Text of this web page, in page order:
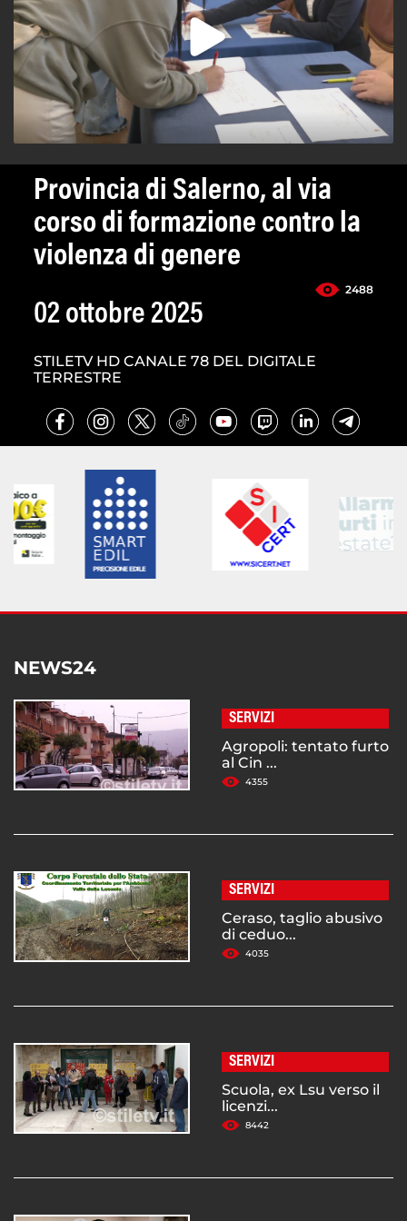
Provincia di Salerno, al via
corso di formazione contro la
violenza di genere
2488
02 ottobre 2025
STILETV HD CANALE 78 DEL DIGITALE
TERRESTRE
NEWS24
SERVIZI
Agropoli: tentato furto
al Cin ...
4355
SERVIZI
Ceraso, taglio abusivo
di ceduo...
4035
SERVIZI
Scuola, ex Lsu verso il
licenzi...
8442